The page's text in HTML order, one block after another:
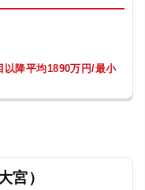
以降平均1890万円/最小
宮）
動画集